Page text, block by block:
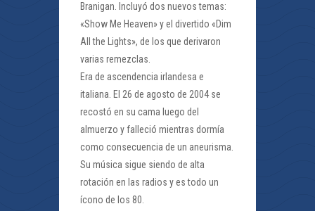
Branigan. Incluyó dos nuevos temas:
«Show Me Heaven» y el divertido «Dim
All the Lights», de los que derivaron
varias remezclas.
Era de ascendencia irlandesa e
italiana. El 26 de agosto de 2004 se
recostó en su cama luego del
almuerzo y falleció mientras dormía
como consecuencia de un aneurisma.
Su música sigue siendo de alta
rotación en las radios y es todo un
ícono de los 80.